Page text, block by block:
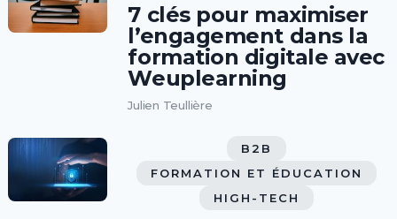
7 clés pour maximiser
l’engagement dans la
formation digitale avec
Weuplearning
Julien Teullière
B2B
FORMATION ET ÉDUCATION
HIGH-TECH